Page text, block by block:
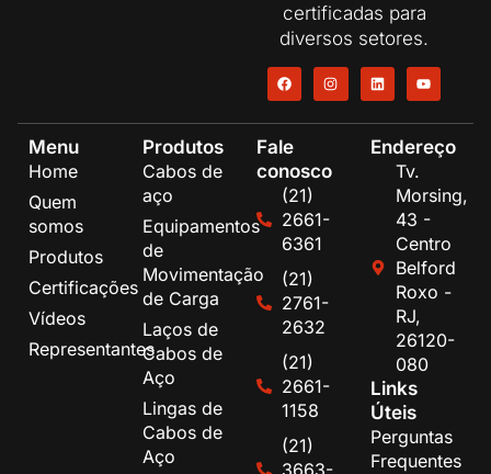
certificadas para
diversos setores.
Menu
Home
Quem
somos
Produtos
Certificações
Vídeos
Representantes
Produtos
Cabos de
aço
Equipamentos
de
Movimentação
de Carga
Laços de
Cabos de
Aço
Lingas de
Cabos de
Aço
Fale
conosco
(21)
2661-
6361
(21)
2761-
2632
(21)
2661-
1158
(21)
Endereço
Tv.
Morsing,
43 -
Centro
Belford
Roxo -
RJ,
26120-
080
Links
Úteis
Perguntas
Frequentes